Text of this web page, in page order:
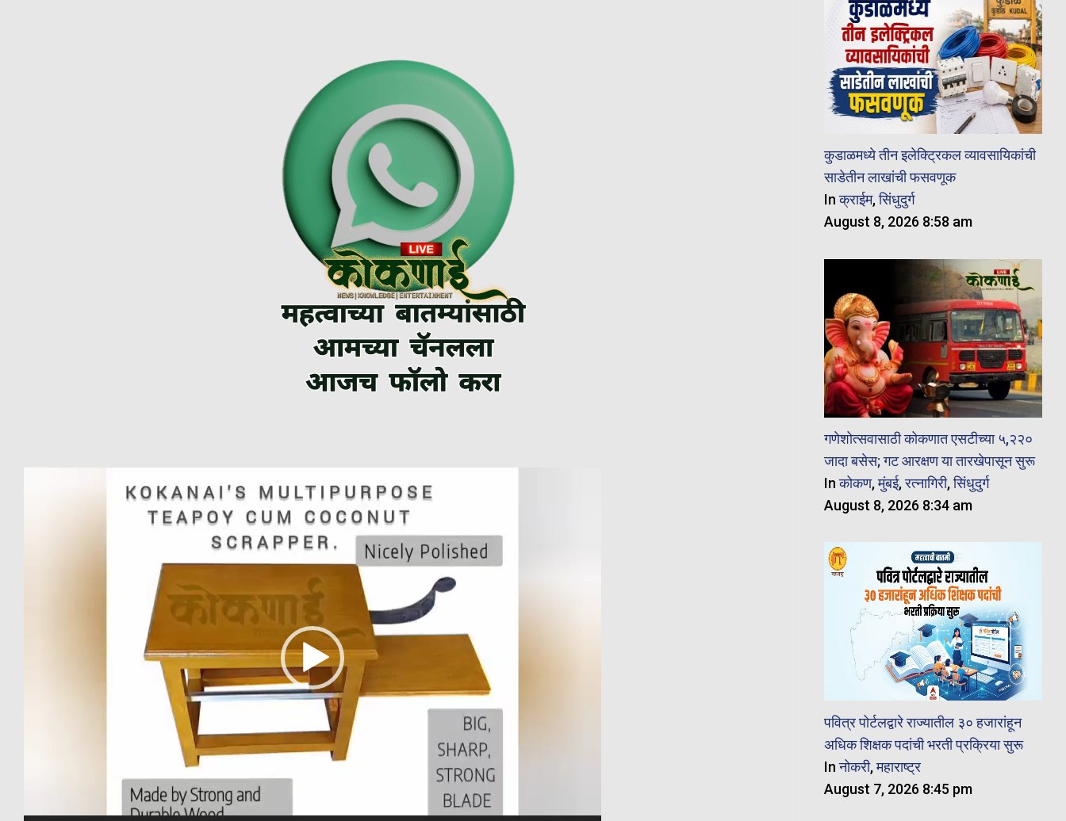
कुडाळमध्ये तीन इलेक्ट्रिकल व्यावसायिकांची
साडेतीन लाखांची फसवणूक
Inक्राईम,सिंधुदुर्ग
August 8, 2026 8:58 am
गणेशोत्सवासाठी कोकणात एसटीच्या ५,२२०
जादा बसेस; गट आरक्षण या तारखेपासून सुरू
Inकोकण,मुंबई,रत्नागिरी,सिंधुदुर्ग
August 8, 2026 8:34 am
पवित्र पोर्टलद्वारे राज्यातील ३० हजारांहून
अधिक शिक्षक पदांची भरती प्रक्रिया सुरू
Inनोकरी,महाराष्ट्र
August 7, 2026 8:45 pm